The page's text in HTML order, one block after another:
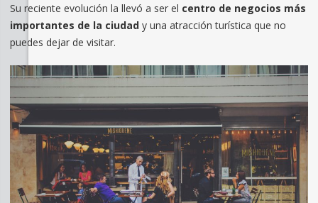
Su reciente evolución la llevó a ser el centro de negocios más
importantes de la ciudady una atracción turística que no
puedes dejar de visitar.